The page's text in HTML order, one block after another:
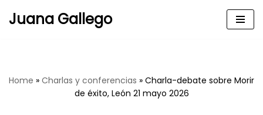
Juana Gallego
Home » Charlas y conferencias » Charla-debate sobre Morir
de éxito, León 21 mayo 2026